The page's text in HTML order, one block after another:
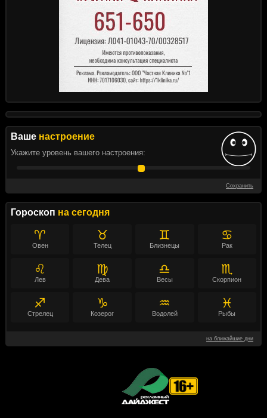
Ваше настроение
Укажите уровень вашего настроения:
Сохранить
Гороскоп на сегодня
♈
Овен
♉
Телец
♊
Близнецы
♋
Рак
♌
Лев
♍
Дева
♎
Весы
♏
Скорпион
♐
Стрелец
♑
Козерог
♒
Водолей
♓
Рыбы
на ближайшие дни